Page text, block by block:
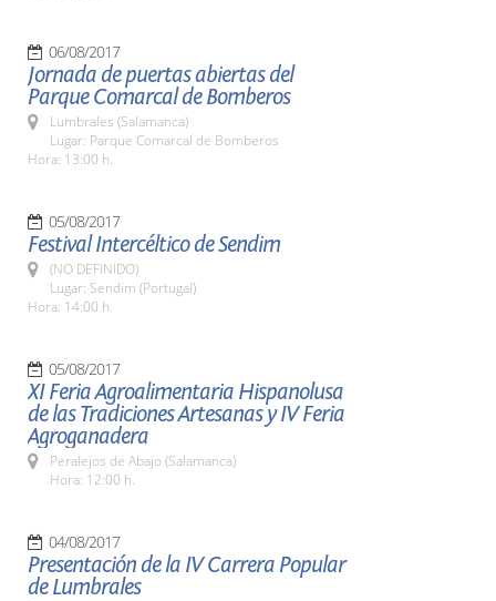
06/08/2017
Jornada de puertas abiertas del
Parque Comarcal de Bomberos
Lumbrales (Salamanca)
Lugar: Parque Comarcal de Bomberos
Hora: 13:00 h.
05/08/2017
Festival Intercéltico de Sendim
(NO DEFINIDO)
Lugar: Sendim (Portugal)
Hora: 14:00 h.
05/08/2017
XI Feria Agroalimentaria Hispanolusa
de las Tradiciones Artesanas y IV Feria
Agroganadera
Peralejos de Abajo (Salamanca)
Hora: 12:00 h.
04/08/2017
Presentación de la IV Carrera Popular
de Lumbrales